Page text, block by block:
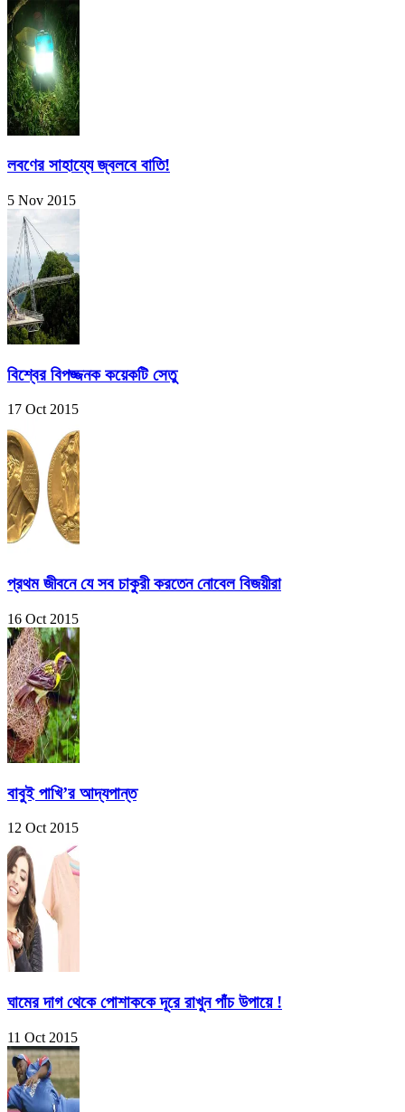
লবণের সাহায্যে জ্বলবে বাতি!
5 Nov 2015
বিশ্বের বিপজ্জনক কয়েকটি সেতু
17 Oct 2015
প্রথম জীবনে যে সব চাকুরী করতেন নোবেল বিজয়ীরা
16 Oct 2015
বাবুই পাখি’র আদ্যপান্ত
12 Oct 2015
ঘামের দাগ থেকে পোশাককে দূরে রাখুন পাঁচ উপায়ে !
11 Oct 2015